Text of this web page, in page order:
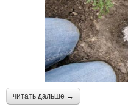
читать дальше →